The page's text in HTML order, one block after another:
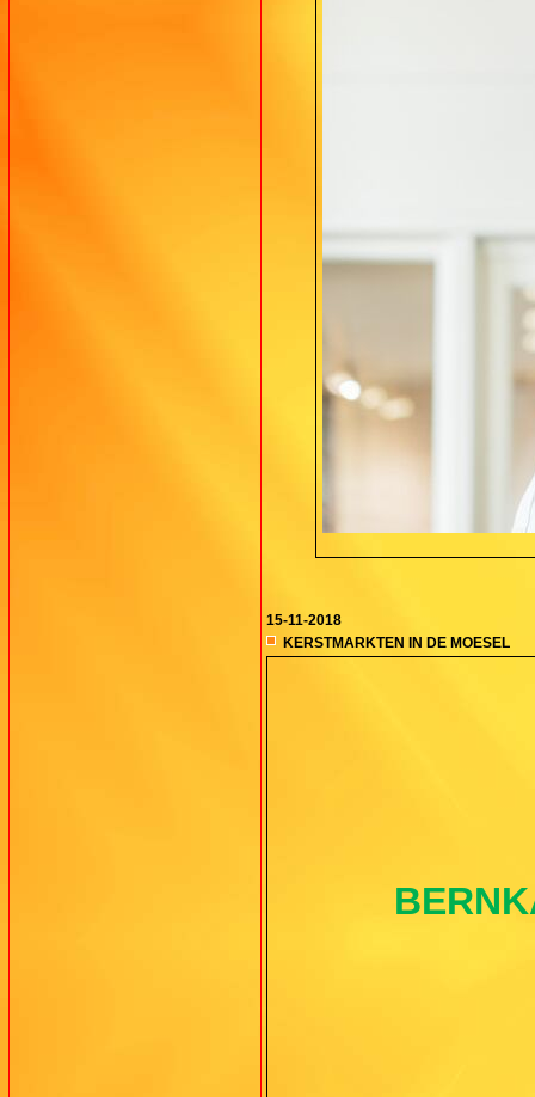
15-11-2018
KERSTMARKTEN IN DE MOESEL